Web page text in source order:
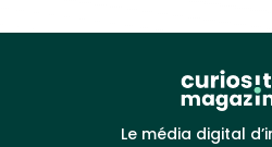
Le média digital